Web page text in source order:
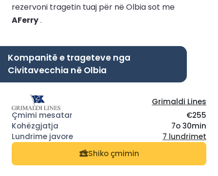
rezervoni tragetin tuaj për në Olbia sot me
AFerry.
Kompanitë e trageteve nga
Civitavecchia në Olbia
Grimaldi Lines
€255
7o 30min
7 lundrimet
Shiko çmimin